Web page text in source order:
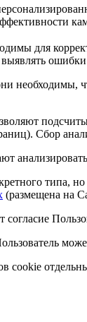
для
выявлять
необходимы,
Сбор
типа,
(размещена на
cookie